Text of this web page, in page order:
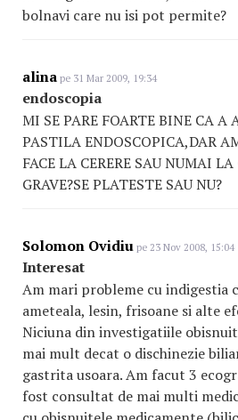
bolnavi care nu isi pot permite?
alina pe 31 Mar 2009, 19:34
endoscopia
MI SE PARE FOARTE BINE CA A
PASTILA ENDOSCOPICA,DAR
FACE LA CERERE SAU NUMAI
GRAVE?SE PLATESTE SAU NU?
Solomon Ovidiu pe 23 Nov 2008, 15:04
Interesat
Am mari probleme cu indigestia
ameteala, lesin, frisoane si alte
Niciuna din investigatiile
mai mult decat o dischinezie
gastrita usoara. Am facut 3
fost consultat de mai multi